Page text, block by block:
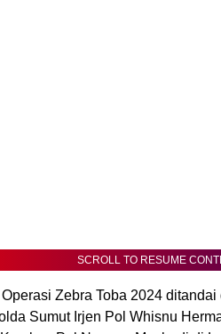
SCROLL TO RESUME
Zebra Toba 2024
Sumut Irjen Pol Whisnu